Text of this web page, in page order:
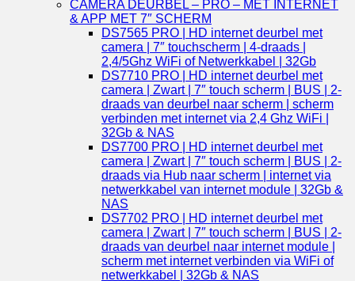
CAMERA DEURBEL – PRO – MET INTERNET
& APP MET 7″ SCHERM
DS7565 PRO | HD internet deurbel met
camera | 7″ touchscherm | 4-draads |
2,4/5Ghz WiFi of Netwerkkabel | 32Gb
DS7710 PRO | HD internet deurbel met
camera | Zwart | 7″ touch scherm | BUS | 2-
draads van deurbel naar scherm | scherm
verbinden met internet via 2,4 Ghz WiFi |
32Gb & NAS
DS7700 PRO | HD internet deurbel met
camera | Zwart | 7″ touch scherm | BUS | 2-
draads via Hub naar scherm | internet via
netwerkkabel van internet module | 32Gb &
NAS
DS7702 PRO | HD internet deurbel met
camera | Zwart | 7″ touch scherm | BUS | 2-
draads van deurbel naar internet module |
scherm met internet verbinden via WiFi of
netwerkkabel | 32Gb & NAS